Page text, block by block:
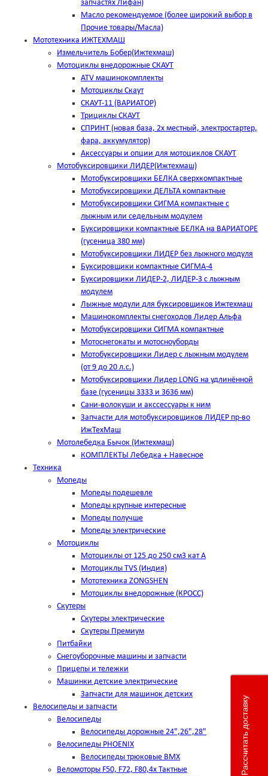
запчастях Лифан)
Масло рекомендуемое (более широкий выбор в
Прочие товары/Масла)
Мототехника ИЖТЕХМАШ
Измельчитель Бобер(Ижтехмаш)
Мотоциклы внедорожные СКАУТ
ATV машинокомплекты
Мотоциклы Скаут
СКАУТ-11 (ВАРИАТОР)
Трициклы СКАУТ
СПРИНТ (новая база, 2х местный, электростартер,
фара, аккумулятор)
Аксессуары и опции для мотоциклов СКАУТ
Мотобуксировщики ЛИДЕР(Ижтехмаш)
Мотобуксировщики БЕЛКА сверхкомпактные
Мотобуксировщики ДЕЛЬТА компактные
Мотобуксировщики СИГМА компактные с
лыжным или седельным модулем
Буксировщики компактные БЕЛКА на ВАРИАТОРЕ
(гусеница 380 мм)
Мотобуксировщики ЛИДЕР без лыжного модуля
Буксировщики компактные СИГМА-4
Буксировщики ЛИДЕР-2, ЛИДЕР-3 c лыжным
модулем
Лыжные модули для буксировщиков Ижтехмаш
Машинокомплекты снегоходов Лидер Альфа
Мотобуксировщики СИГМА компактные
Мотоснегокаты и мотосноуборды
Мотобуксировщики Лидер с лыжным модулем
(от 9 до 20 л.с.)
Мотобуксировщики Лидер LONG на удлинённой
базе (гусеницы 3333 и 3636 мм)
Сани-волокуши и акссессуары к ним
Запчасти для мотобуксировщиков ЛИДЕР пр-во
ИжТехМаш
Мотолебедка Бычок (Ижтехмаш)
КОМПЛЕКТЫ Лебедка + Навесное
Техника
Мопеды
Мопеды подешевле
Мопеды крупные интересные
Мопеды получше
Мопеды электрические
Мотоциклы
Мотоциклы от 125 до 250 см3 кат А
Мотоциклы TVS (Индия)
Мототехника ZONGSHEN
Мотоциклы внедорожные (КРОСС)
Скутеры
Скутеры электрические
Скутеры Премиум
Питбайки
Снегоуборочные машины и запчасти
Прицепы и тележки
Машинки детские электрические
Запчасти для машинок детских
Велосипеды и запчасти
Велосипеды
Велосипеды дорожные 24",26",28"
Велосипеды PHOENIX
Велосипеды трюковые BMX
Веломоторы F50, F72, F80,4х Тактные
Рассчитать доставку